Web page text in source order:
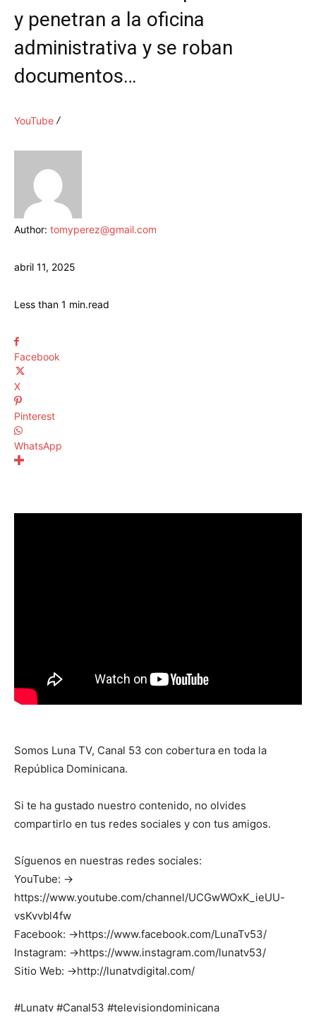
y penetran a la oficina
administrativa y se roban
documentos…
YouTube
Author: tomyperez@gmail.com
abril 11, 2025
Less than 1 min.read
Facebook
X
Pinterest
WhatsApp
Somos Luna TV, Canal 53 con cobertura en toda la
República Dominicana.
Si te ha gustado nuestro contenido, no olvides
compartirlo en tus redes sociales y con tus amigos.
Síguenos en nuestras redes sociales:
YouTube: →
https://www.youtube.com/channel/UCGwWOxK_ieUU-
vsKvvbl4fw
Facebook: →https://www.facebook.com/LunaTv53/
Instagram: →https://www.instagram.com/lunatv53/
Sitio Web: →http://lunatvdigital.com/
#Lunatv #Canal53 #televisiondominicana